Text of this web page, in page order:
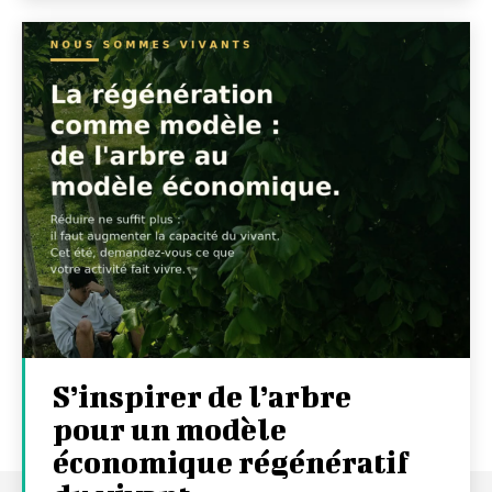
S’inspirer de l’arbre
pour un modèle
économique régénératif